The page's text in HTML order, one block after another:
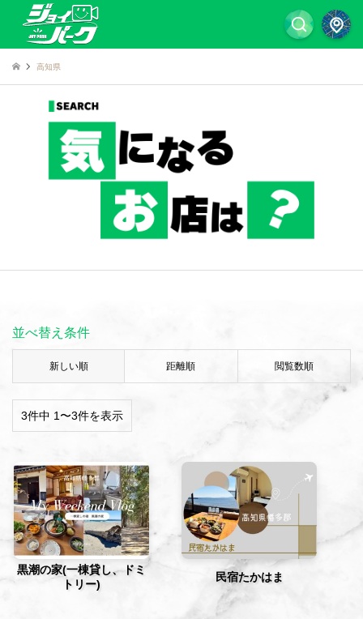
高知県
並べ替え条件
新しい順 距離順 閲覧数順
3件中 1〜3件を表示
黒潮の家(一棟貸し、ドミ
トリー)
民宿たかはま